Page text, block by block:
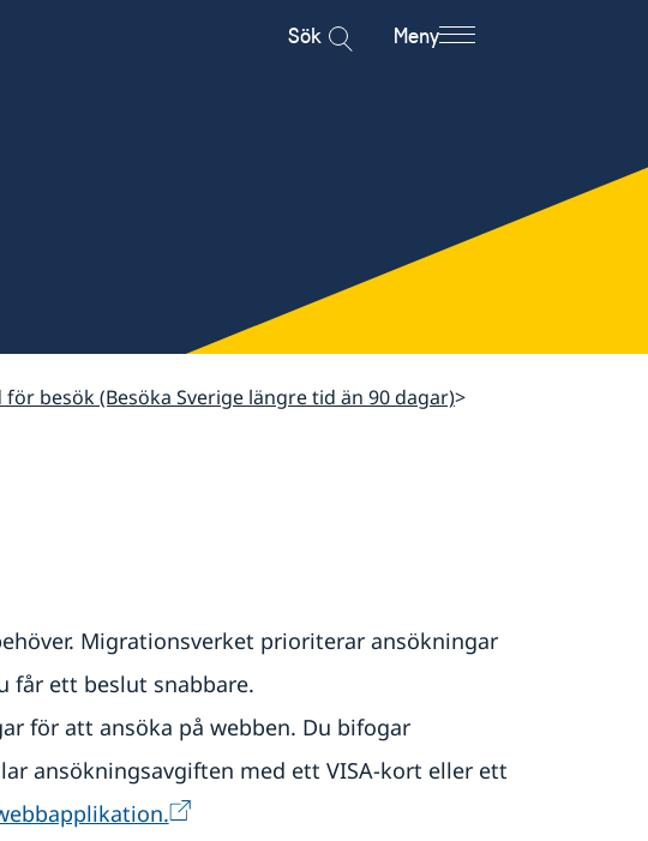
Sök Meny
besök (Besöka Sverige längre tid än 90 dagar)
Migrationsverket prioriterar ansökningar
får ett beslut snabbare.
för att ansöka på webben. Du bifogar
ansökningsavgiften med ett VISA-kort eller ett